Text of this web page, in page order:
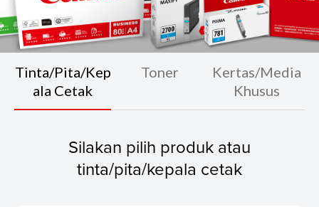
Tinta/Pita/Kep
ala Cetak
Toner
Kertas/Media
Khusus
Silakan pilih produk atau
tinta/pita/kepala cetak